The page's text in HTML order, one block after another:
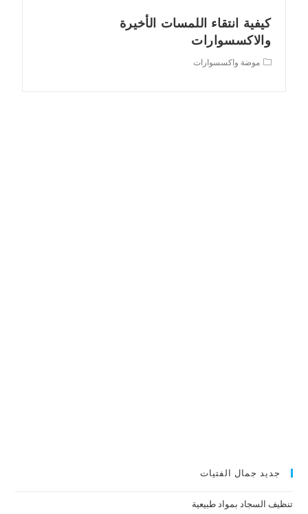
كيفية انتقاء اللمسات الأخيرة
والاكسسوارات
Postموضة واكسسوارات
جديد جمال الفتيات
تنظيف السجاد بمواد طبيعية